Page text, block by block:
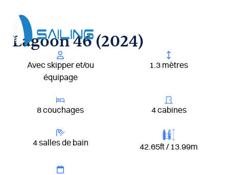
contenu
Lagoon 46 (2024)
Avec skipper et/ou
équipage
1.3 mètres
8 couchages 4 cabines
4 salles de bain 42.65ft / 13.99m